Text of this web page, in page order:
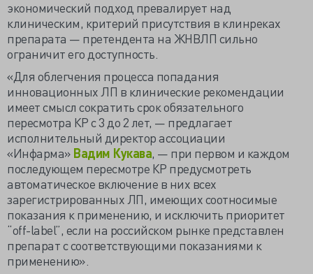
экономический подход превалирует над
клиническим, критерий присутствия в клинреках
препарата — претендента на ЖНВЛП сильно
ограничит его доступность.
«Для облегчения процесса попадания
инновационных ЛП в клинические рекомендации
имеет смысл сократить срок обязательного
пересмотра КР с 3 до 2 лет, — предлагает
исполнительный директор ассоциации
«Инфарма» Вадим Кукава, — при первом и каждом
последующем пересмотре КР предусмотреть
автоматическое включение в них всех
зарегистрированных ЛП, имеющих соотносимые
показания к применению, и исключить приоритет
“off-label”, если на российском рынке представлен
препарат с соответствующими показаниями к
применению».